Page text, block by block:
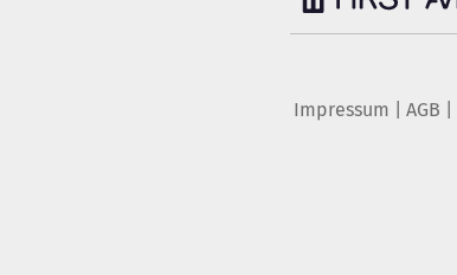
Impressum AGB